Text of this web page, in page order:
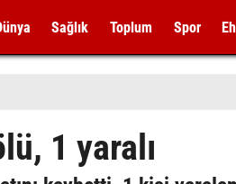
Sağlık Toplum Spor
1 yaralı